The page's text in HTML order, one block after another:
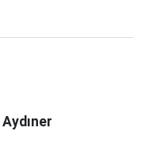
Aydıner